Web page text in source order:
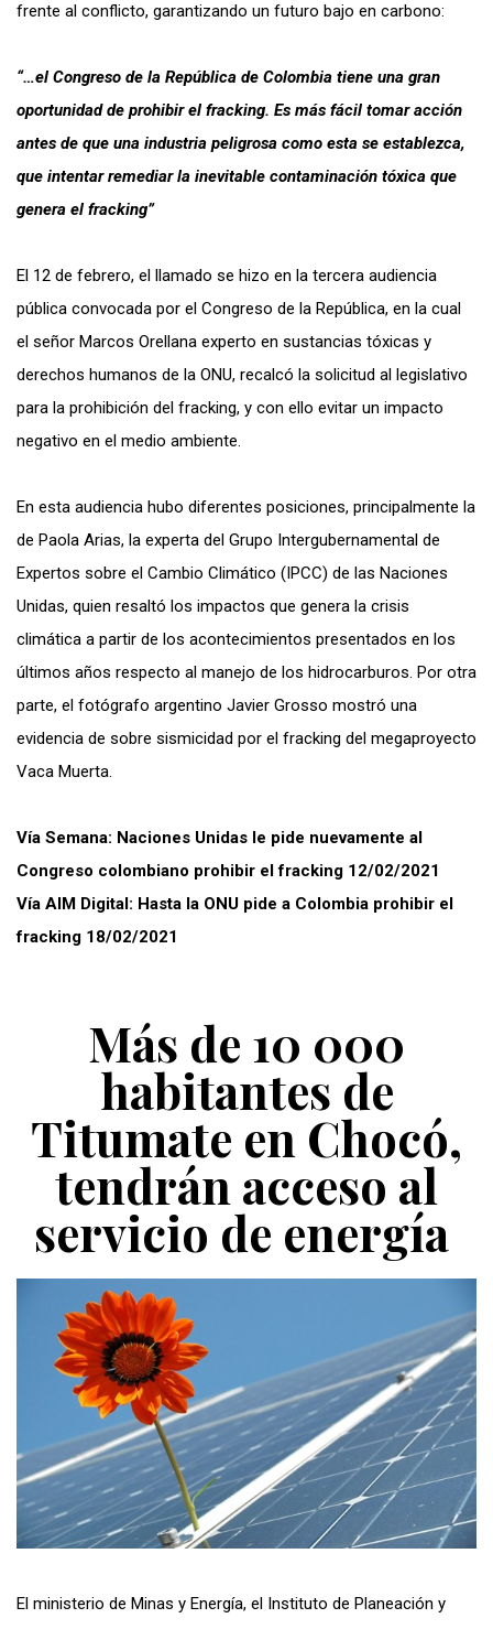
frente al conflicto, garantizando un futuro bajo en carbono:
“…el Congreso de la República de Colombia tiene una gran
oportunidad de prohibir el fracking. Es más fácil tomar acción
antes de que una industria peligrosa como esta se establezca,
que intentar remediar la inevitable contaminación tóxica que
genera el fracking”
El 12 de febrero, el llamado se hizo en la tercera audiencia
pública convocada por el Congreso de la República, en la cual
el señor Marcos Orellana experto en sustancias tóxicas y
derechos humanos de la ONU, recalcó la solicitud al legislativo
para la prohibición del fracking, y con ello evitar un impacto
negativo en el medio ambiente.
En esta audiencia hubo diferentes posiciones, principalmente la
de Paola Arias, la experta del Grupo Intergubernamental de
Expertos sobre el Cambio Climático (IPCC) de las Naciones
Unidas, quien resaltó los impactos que genera la crisis
climática a partir de los acontecimientos presentados en los
últimos años respecto al manejo de los hidrocarburos. Por otra
parte, el fotógrafo argentino Javier Grosso mostró una
evidencia de sobre sismicidad por el fracking del megaproyecto
Vaca Muerta.
Vía Semana: Naciones Unidas le pide nuevamente al
Congreso colombiano prohibir el fracking 12/02/2021
Vía AIM Digital: Hasta la ONU pide a Colombia prohibir el
fracking 18/02/2021
Más de 10 000
habitantes de
Titumate en Chocó,
tendrán acceso al
servicio de energía
El ministerio de Minas y Energía, el Instituto de Planeación y